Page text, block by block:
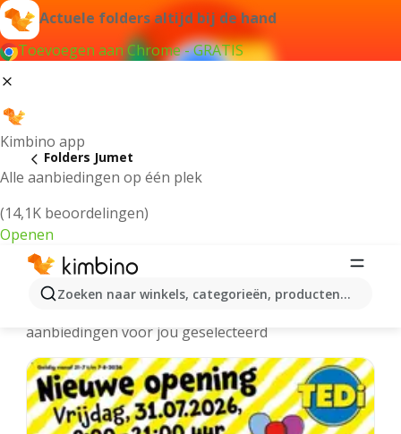
Actuele folders altijd bij de hand
Toevoegen aan Chrome - GRATIS
Kimbino app
Alle aanbiedingen op één plek
(14,1K beoordelingen)
Openen
Zoeken naar winkels, categorieën, producten...
Folders Jumet
Jumet folders online
aanbiedingen voor jou geselecteerd